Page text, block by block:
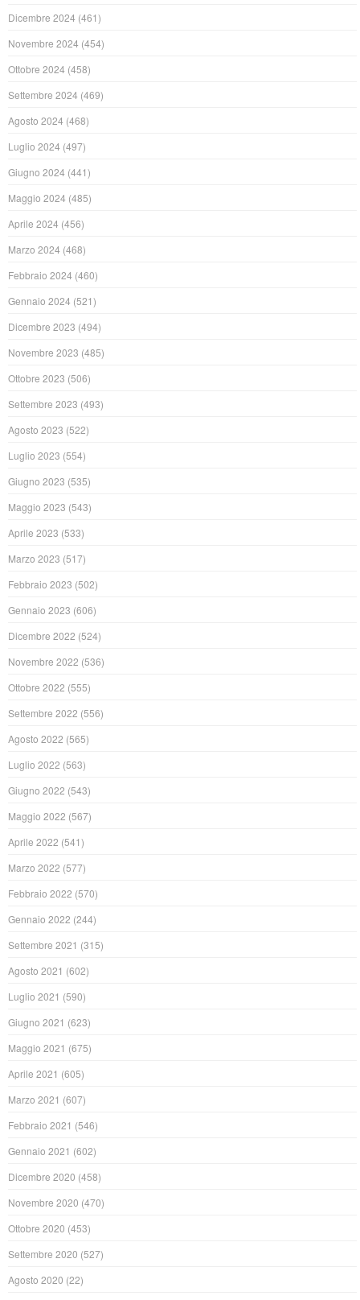
Dicembre 2024 (461)
Novembre 2024 (454)
Ottobre 2024 (458)
Settembre 2024 (469)
Agosto 2024 (468)
Luglio 2024 (497)
Giugno 2024 (441)
Maggio 2024 (485)
Aprile 2024 (456)
Marzo 2024 (468)
Febbraio 2024 (460)
Gennaio 2024 (521)
Dicembre 2023 (494)
Novembre 2023 (485)
Ottobre 2023 (506)
Settembre 2023 (493)
Agosto 2023 (522)
Luglio 2023 (554)
Giugno 2023 (535)
Maggio 2023 (543)
Aprile 2023 (533)
Marzo 2023 (517)
Febbraio 2023 (502)
Gennaio 2023 (606)
Dicembre 2022 (524)
Novembre 2022 (536)
Ottobre 2022 (555)
Settembre 2022 (556)
Agosto 2022 (565)
Luglio 2022 (563)
Giugno 2022 (543)
Maggio 2022 (567)
Aprile 2022 (541)
Marzo 2022 (577)
Febbraio 2022 (570)
Gennaio 2022 (244)
Settembre 2021 (315)
Agosto 2021 (602)
Luglio 2021 (590)
Giugno 2021 (623)
Maggio 2021 (675)
Aprile 2021 (605)
Marzo 2021 (607)
Febbraio 2021 (546)
Gennaio 2021 (602)
Dicembre 2020 (458)
Novembre 2020 (470)
Ottobre 2020 (453)
Settembre 2020 (527)
Agosto 2020 (22)